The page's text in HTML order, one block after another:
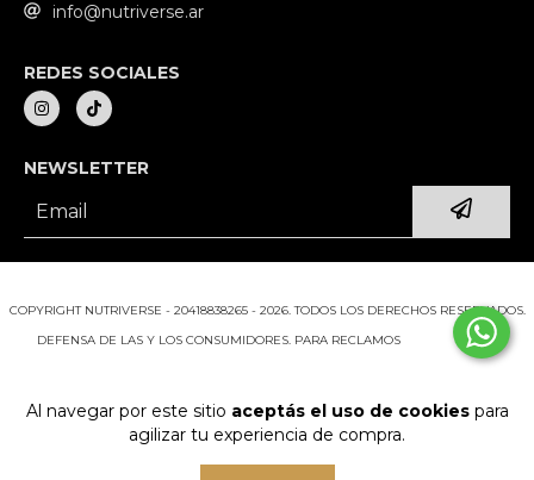
Al navegar por este sitio aceptás el uso de cookiespara
agilizar tu experiencia de compra.
info@nutriverse.ar
REDES SOCIALES
NEWSLETTER
COPYRIGHT NUTRIVERSE - 20418838265 - 2026. TODOS LOS DERECHOS RESERVADOS.
DEFENSA DE LAS Y LOS CONSUMIDORES. PARA RECLAMOS
INGRESÁ ACÁ.